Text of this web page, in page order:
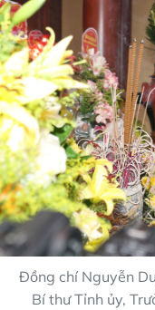
Đồng chí Nguyễn
Bí thư Tỉnh ủy,